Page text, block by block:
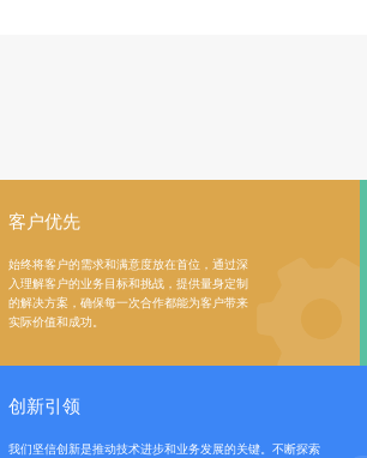
客户优先
始终将客户的需求和满意度放在首位，通过深
入理解客户的业务目标和挑战，提供量身定制
的解决方案，确保每一次合作都能为客户带来
实际价值和成功。
创新引领
我们坚信创新是推动技术进步和业务发展的关键。不断探索